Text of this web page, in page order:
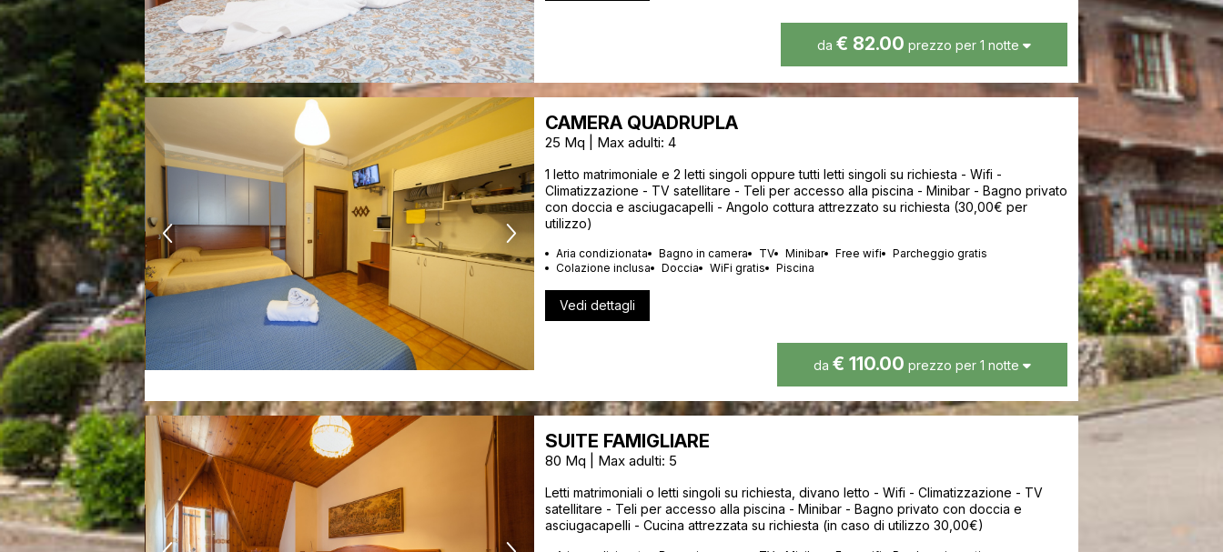
da € 82.00 prezzo per 1 notte
CAMERA QUADRUPLA
25 Mq | Max adulti: 4
1 letto matrimoniale e 2 letti singoli oppure tutti letti singoli su richiesta - Wifi -
Climatizzazione - TV satellitare - Teli per accesso alla piscina - Minibar - Bagno privato
con doccia e asciugacapelli - Angolo cottura attrezzato su richiesta (30,00€ per
utilizzo)
Aria condizionata Bagno in camera TV Minibar Free wifi
Parcheggio gratis
Colazione inclusa
Doccia WiFi gratis Piscina
Vedi dettagli
da € 110.00 prezzo per 1 notte
SUITE FAMIGLIARE
80 Mq | Max adulti: 5
Letti matrimoniali o letti singoli su richiesta, divano letto - Wifi - Climatizzazione - TV
satellitare - Teli per accesso alla piscina - Minibar - Bagno privato con doccia e
asciugacapelli - Cucina attrezzata su richiesta (in caso di utilizzo 30,00€)